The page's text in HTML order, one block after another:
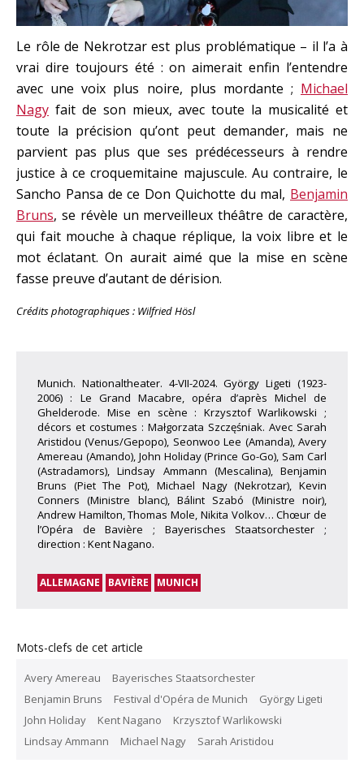
Le rôle de Nekrotzar est plus problématique – il l’a à
vrai dire toujours été : on aimerait enfin l’entendre
avec une voix plus noire, plus mordante ; Michael
Nagy fait de son mieux, avec toute la musicalité et
toute la précision qu’ont peut demander, mais ne
parvient pas plus que ses prédécesseurs à rendre
justice à ce croquemitaine majuscule. Au contraire, le
Sancho Pansa de ce Don Quichotte du mal, Benjamin
Bruns, se révèle un merveilleux théâtre de caractère,
qui fait mouche à chaque réplique, la voix libre et le
mot éclatant. On aurait aimé que la mise en scène
fasse preuve d’autant de dérision.
Crédits photographiques : Wilfried Hösl
Munich. Nationaltheater. 4-VII-2024. György Ligeti (1923-
2006) : Le Grand Macabre, opéra d’après Michel de
Ghelderode. Mise en scène : Krzysztof Warlikowski ;
décors et costumes : Małgorzata Szczęśniak. Avec Sarah
Aristidou (Venus/Gepopo), Seonwoo Lee (Amanda), Avery
Amereau (Amando), John Holiday (Prince Go-Go), Sam Carl
(Astradamors), Lindsay Ammann (Mescalina), Benjamin
Bruns (Piet The Pot), Michael Nagy (Nekrotzar), Kevin
Conners (Ministre blanc), Bálint Szabó (Ministre noir),
Andrew Hamilton, Thomas Mole, Nikita Volkov… Chœur de
l’Opéra de Bavière ; Bayerisches Staatsorchester ;
direction : Kent Nagano.
ALLEMAGNE BAVIÈRE MUNICH
Mots-clefs de cet article
Avery Amereau
Bayerisches Staatsorchester
Benjamin Bruns
Festival d'Opéra de Munich
György Ligeti
John Holiday
Kent Nagano
Krzysztof Warlikowski
Lindsay Ammann
Michael Nagy Sarah Aristidou